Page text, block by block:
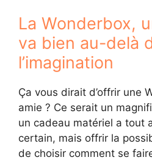
La Wonderbox,
va bien au-delà
l’imagination
Ça vous dirait d’offrir une
amie ? Ce serait un
un cadeau matériel a tout
certain, mais offrir la
de choisir comment se